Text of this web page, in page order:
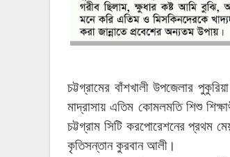
চট্টগ্রামের বাঁশখালী উপজেলার পুকুরিয়া
মাদ্রাসায় এতিম কোমলমতি শিশু
চট্টগ্রাম সিটি করপোরেশনের প্রথম
কৃতিসন্তান কুরবান আলী।